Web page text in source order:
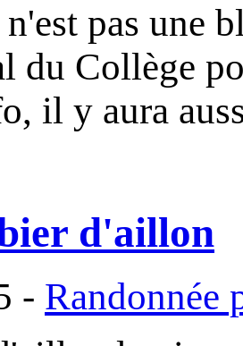
pas une
du Collège
il y aura
d'aillon
- Randonnée